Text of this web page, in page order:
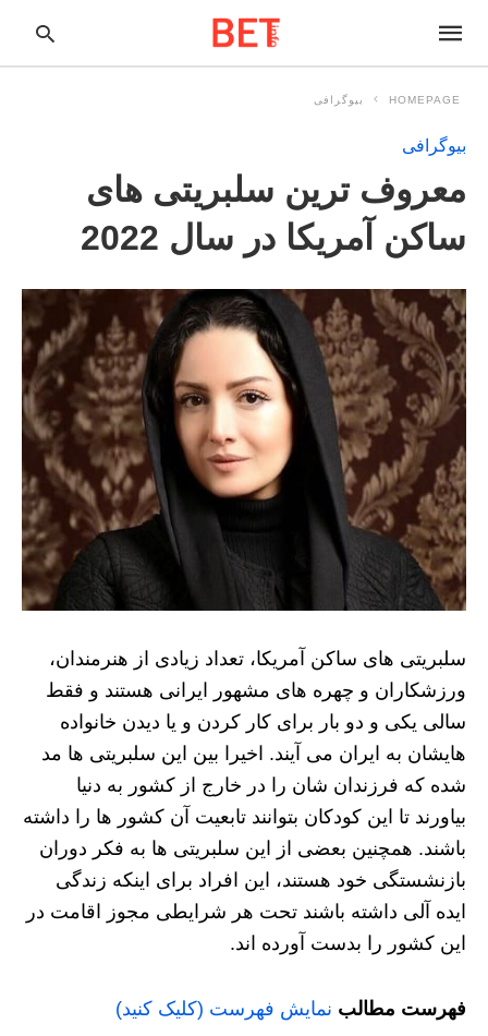
HOMEPAGE بیوگرافی
بیوگرافی
معروف ترین سلبریتی های
ساکن آمریکا در سال 2022
سلبریتی های ساکن آمریکا، تعداد زیادی از هنرمندان،
ورزشکاران و چهره های مشهور ایرانی هستند و فقط
سالی یکی و دو بار برای کار کردن و یا دیدن خانواده
هایشان به ایران می آیند. اخیرا بین این سلبریتی ها مد
شده که فرزندان شان را در خارج از کشور به دنیا
بیاورند تا این کودکان بتوانند تابعیت آن کشور ها را داشته
باشند. همچنین بعضی از این سلبریتی ها به فکر دوران
بازنشستگی خود هستند، این افراد برای اینکه زندگی
ایده آلی داشته باشند تحت هر شرایطی مجوز اقامت در
این کشور را بدست آورده اند.
فهرست مطالب نمایش فهرست (کلیک کنید)